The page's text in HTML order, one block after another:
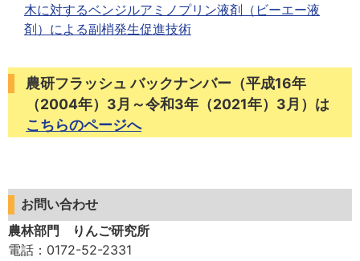
木に対するベンジルアミノプリン液剤（ビーエー液
剤）による副梢発生促進技術
農研フラッシュ バックナンバー（平成16年
（2004年）3月～令和3年（2021年）3月）は
こちらのページへ
お問い合わせ
農林部門 りんご研究所
電話 ：0172-52-2331